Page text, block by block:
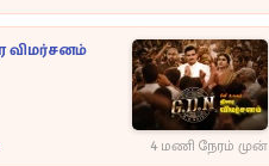
விமர்சனம்
4 மணி நேரம் முன்